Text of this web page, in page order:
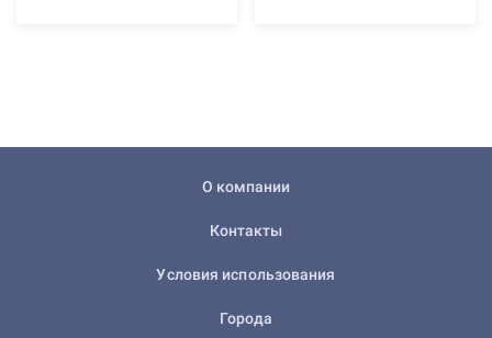
О компании
Контакты
Условия использования
Города